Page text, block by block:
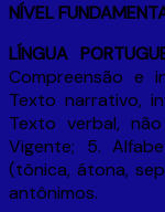
NÍVEL
LÍNGUA
Compreensão e
Texto narrativo,
Texto verbal,
Vigente; 5.
(tônica, átona,
antônimos.